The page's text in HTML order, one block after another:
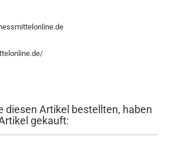
diesen Artikel bestellten, haben
gekauft: